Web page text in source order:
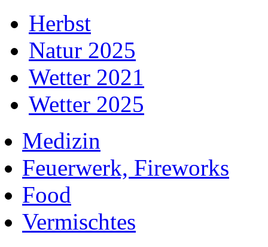
Herbst
Natur 2025
Wetter 2021
Wetter 2025
Medizin
Feuerwerk, Fireworks
Food
Vermischtes